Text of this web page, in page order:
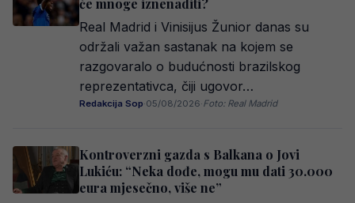
će mnoge iznenaditi?
Real Madrid i Vinisijus Žunior danas su
održali važan sastanak na kojem se
razgovaralo o budućnosti brazilskog
reprezentativca, čiji ugovor…
Redakcija Sop·05/08/2026·Foto: Real Madrid
Kontroverzni gazda s Balkana o Jovi
Lukiću: “Neka dođe, mogu mu dati 30.000
eura mjesečno, više ne”